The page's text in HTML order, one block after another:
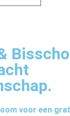
voor een